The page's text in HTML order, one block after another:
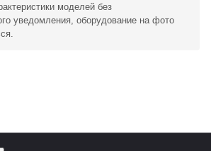
моделей без
уведомления, оборудование на фото